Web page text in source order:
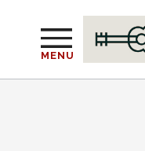
MENU